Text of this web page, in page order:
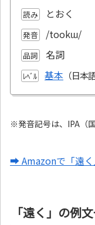
読み とおく
発音 /tookɯ/
品詞 名詞
ﾚﾍﾞﾙ 基本
※発音記号は、IPA（
➡ Amazonで「遠
「遠く」の例